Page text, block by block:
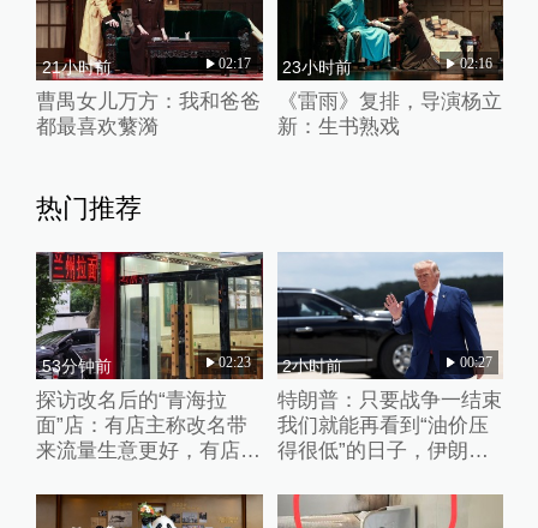
21小时前 02:17
曹禺女儿万方：我和爸爸
都最喜欢蘩漪
23小时前 02:16
《雷雨》复排，导演杨立
新：生书熟戏
热门推荐
53分钟前 02:23
探访改名后的“青海拉
面”店：有店主称改名带
来流量生意更好，有店家
素并存
2小时前 00:27
特朗普：只要战争一结束
我们就能再看到“油价压
得很低”的日子，伊朗撑